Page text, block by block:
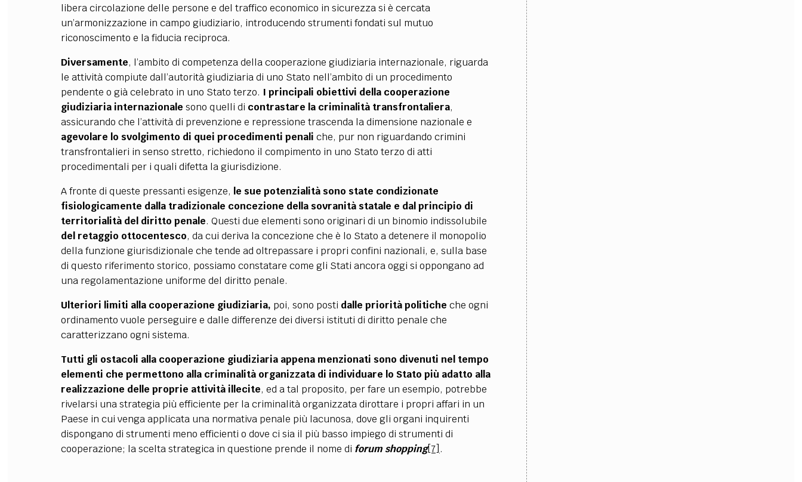
libera circolazione delle persone e del traffico economico in sicurezza si è cercata
un’armonizzazione in campo giudiziario, introducendo strumenti fondati sul mutuo
riconoscimento e la fiducia reciproca.
Diversamente, l’ambito di competenza della cooperazione giudiziaria internazionale, riguarda
le attività compiute dall’autorità giudiziaria di uno Stato nell’ambito di un procedimento
pendente o già celebrato in uno Stato terzo. I principali obiettivi della cooperazione
giudiziaria internazionale sono quelli di contrastare la criminalità transfrontaliera,
assicurando che l’attività di prevenzione e repressione trascenda la dimensione nazionale e
agevolare lo svolgimento di quei procedimenti penali che, pur non riguardando crimini
transfrontalieri in senso stretto, richiedono il compimento in uno Stato terzo di atti
procedimentali per i quali difetta la giurisdizione.
A fronte di queste pressanti esigenze, le sue potenzialità sono state condizionate
fisiologicamente dalla tradizionale concezione della sovranità statale e dal principio di
territorialità del diritto penale. Questi due elementi sono originari di un binomio indissolubile
del retaggio ottocentesco, da cui deriva la concezione che è lo Stato a detenere il monopolio
della funzione giurisdizionale che tende ad oltrepassare i propri confini nazionali, e, sulla base
di questo riferimento storico, possiamo constatare come gli Stati ancora oggi si oppongano ad
una regolamentazione uniforme del diritto penale.
Ulteriori limiti alla cooperazione giudiziaria, poi, sono posti dalle priorità politiche che ogni
ordinamento vuole perseguire e dalle differenze dei diversi istituti di diritto penale che
caratterizzano ogni sistema.
Tutti gli ostacoli alla cooperazione giudiziaria appena menzionati sono divenuti nel tempo
elementi che permettono alla criminalità organizzata di individuare lo Stato più adatto alla
realizzazione delle proprie attività illecite, ed a tal proposito, per fare un esempio, potrebbe
rivelarsi una strategia più efficiente per la criminalità organizzata dirottare i propri affari in un
Paese in cui venga applicata una normativa penale più lacunosa, dove gli organi inquirenti
dispongano di strumenti meno efficienti o dove ci sia il più basso impiego di strumenti di
cooperazione; la scelta strategica in questione prende il nome di forum shopping[7] .